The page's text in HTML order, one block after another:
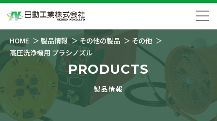
HOME 製品情報 その他の製品
その他
高圧洗浄機用 ブラシノズル
PRODUCTS
製品情報